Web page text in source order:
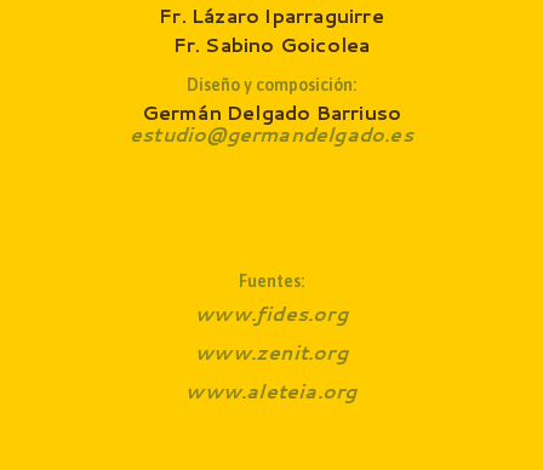
Fr. Lázaro Iparraguirre
Fr. Sabino Goicolea
Diseño y composición:
Germán Delgado Barriuso
estudio@germandelgado.es
Fuentes:
www.fides.org
www.zenit.org
www.aleteia.org